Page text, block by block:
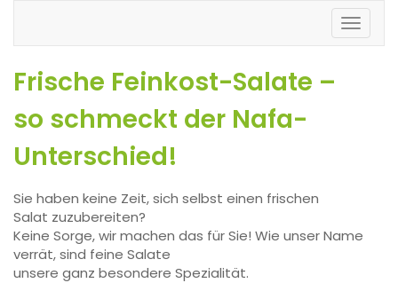
Frische Feinkost-Salate –
so schmeckt der Nafa-
Unterschied!
Sie haben keine Zeit, sich selbst einen frischen
Salat zuzubereiten?
Keine Sorge, wir machen das für Sie! Wie unser Name
verrät, sind feine Salate
unsere ganz besondere Spezialität.